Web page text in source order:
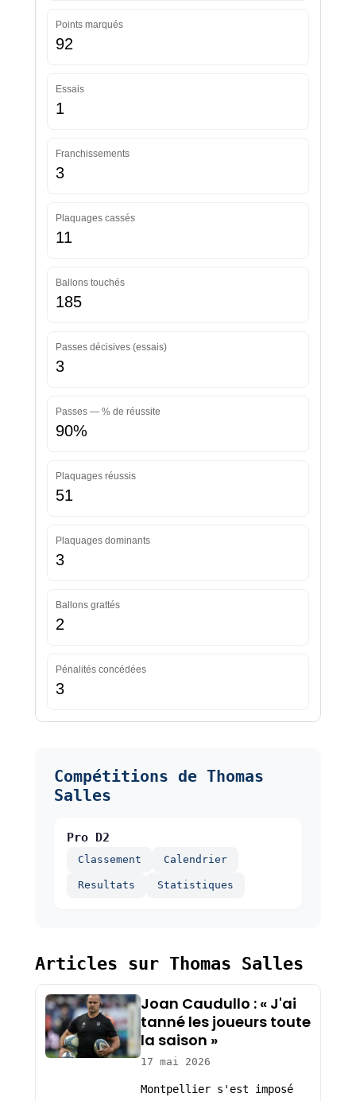
Points marqués
92
Essais
1
Franchissements
3
Plaquages cassés
11
Ballons touchés
185
Passes décisives (essais)
3
Passes — % de réussite
90%
Plaquages réussis
51
Plaquages dominants
3
Ballons grattés
2
Pénalités concédées
3
Compétitions de Thomas
Salles
Pro D2
Classement Calendrier
Resultats Statistiques
Articles sur Thomas Salles
Joan Caudullo : « J'ai
tanné les joueurs toute
la saison »
17 mai 2026
Montpellier s'est imposé